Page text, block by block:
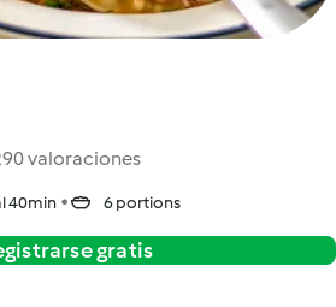
valoraciones
40min 6 portions
gratis